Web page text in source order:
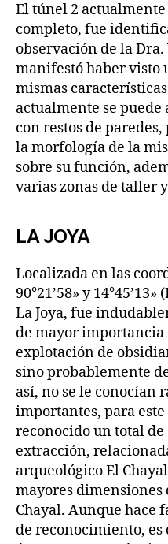
El túnel 2
completo, fue
observación de la
manifestó haber visto
mismas
actualmente se
con restos de
la morfología de la
sobre su función,
varias zonas de taller
LA JOYA
Localizada en las
90°21’58» y
La Joya, fue
de mayor importancia
explotación de
sino probablemente
así, no se le conocían
importantes, para
reconocido un total de
extracción,
arqueológico El
mayores dimensiones
Chayal. Aunque hace
de reconocimiento,